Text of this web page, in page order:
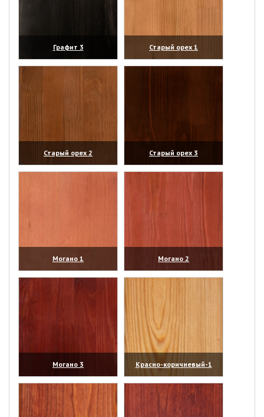
Графит 3
(увеличить)
Старый орех 1
(увеличить)
Старый орех 2
(увеличить)
Старый орех 3
(увеличить)
Могано 1
(увеличить)
Могано 2
(увеличить)
Могано 3
(увеличить)
Красно-коричневый-1
(увеличить)